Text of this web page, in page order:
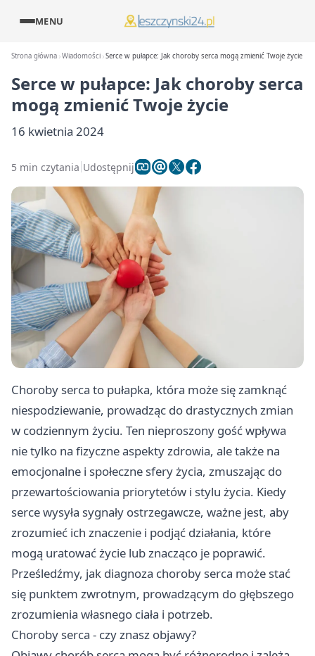
MENU
Strona główna Wiadomości Serce w pułapce: Jak choroby serca mogą zmienić Twoje życie
Serce w pułapce: Jak choroby serca
mogą zmienić Twoje życie
16 kwietnia 2024
5 min czytania Udostępnij
Choroby serca to pułapka, która może się zamknąć
niespodziewanie, prowadząc do drastycznych zmian
w codziennym życiu. Ten nieproszony gość wpływa
nie tylko na fizyczne aspekty zdrowia, ale także na
emocjonalne i społeczne sfery życia, zmuszając do
przewartościowania priorytetów i stylu życia. Kiedy
serce wysyła sygnały ostrzegawcze, ważne jest, aby
zrozumieć ich znaczenie i podjąć działania, które
mogą uratować życie lub znacząco je poprawić.
Prześledźmy, jak diagnoza choroby serca może stać
się punktem zwrotnym, prowadzącym do głębszego
zrozumienia własnego ciała i potrzeb.
Choroby serca - czy znasz objawy?